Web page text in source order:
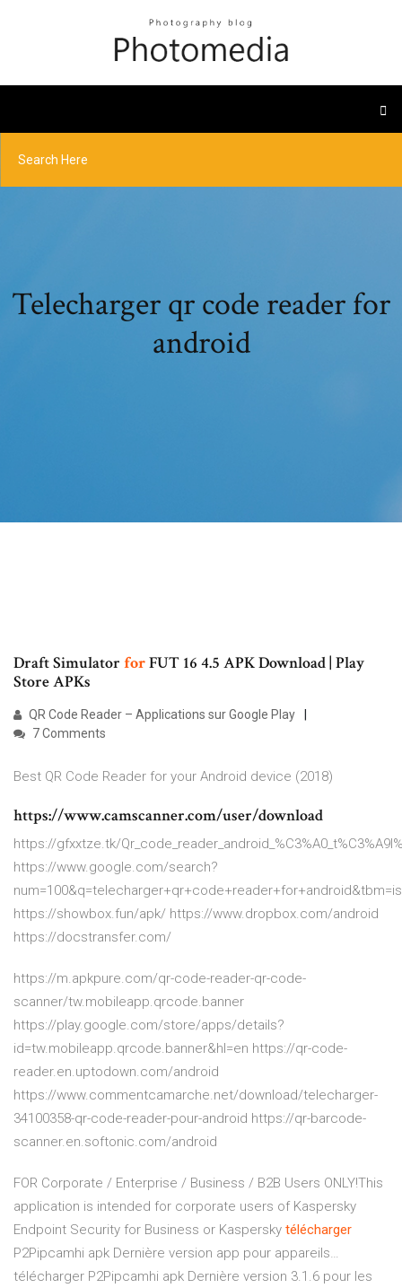
Telecharger qr code reader for
android
Draft Simulator forFUT 16 4.5 APK Download | Play
Store APKs
QR Code Reader – Applications sur Google Play
7 Comments
Best QR Code Reader for your Android device (2018)
https://www.camscanner.com/user/download
https://gfxxtze.tk/
https://www.google.com/search?
https://showbox.fun/apk/ https://www.dropbox.com/android
https://docstransfer.com/
https://m.apkpure.com/qr-code-reader-qr-code-
scanner/tw.mobileapp.qrcode.banner
https://play.google.com/store/apps/details?
id=tw.mobileapp.qrcode.banner&hl=en https://qr-code-
reader.en.uptodown.com/android
https://www.commentcamarche.net/download/telecharger-
34100358-qr-code-reader-pour-android https://qr-barcode-
scanner.en.softonic.com/android
FOR Corporate / Enterprise / Business / B2B Users ONLY!This
application is intended for corporate users of Kaspersky
Endpoint Security for Business or Kaspersky télécharger
P2Pipcamhi apk Dernière version app pour appareils…
télécharger P2Pipcamhi apk Dernière version 3.1.6 pour les